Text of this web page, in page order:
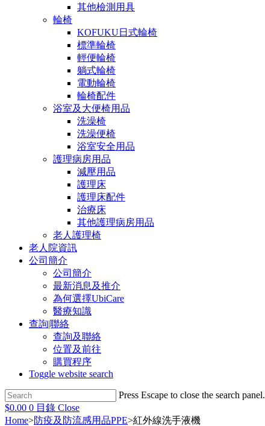
其他檢測用具
輪椅
KOFUKU日式輪椅
標準輪椅
輕便輪椅
躺式輪椅
電動輪椅
輪椅配件
浴室及大便椅用品
洗澡椅
洗澡便椅
浴室安全用品
護理病房用品
減壓用品
護理床
護理床配件
治療床
其他護理病房用品
老人護理椅
老人院資訊
公司簡介
公司簡介
最新消息及推介
為何選擇UbiCare
醫療知識
查詢|聯絡
查詢及聯絡
位置及前往
購買程序
Toggle website search
Press Escape to close the search panel.
$0.00 0 目錄 Close
Home>防疫及防流感用品PPE>紅外線洗手液機